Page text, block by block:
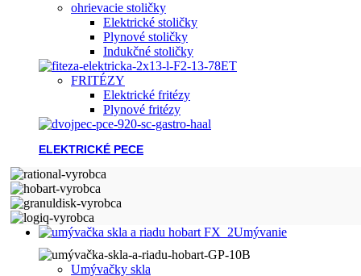
ohrievacie stoličky
Elektrické stoličky
Plynové stoličky
Indukčné stoličky
FRITÉZY
Elektrické fritézy
Plynové fritézy
ELEKTRICKÉ PECE
Umývanie
Umývačky skla